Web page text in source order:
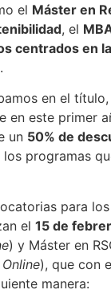
el Máster en
, el
centrados en
.
en el
en este primer
un 50% de
programas
para
el 15 de
) y Máster en
Online), que con
manera: